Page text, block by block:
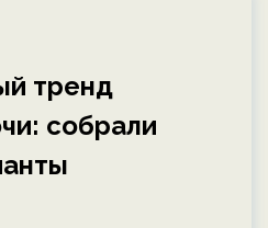
тренд
собрали